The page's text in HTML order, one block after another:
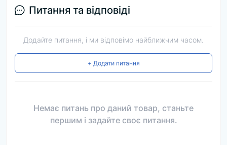
Питання та відповіді
Додайте питання, і ми відповімо найближчим часом.
+ Додати питання
Немає питань про даний товар, станьте
першим і задайте своє питання.